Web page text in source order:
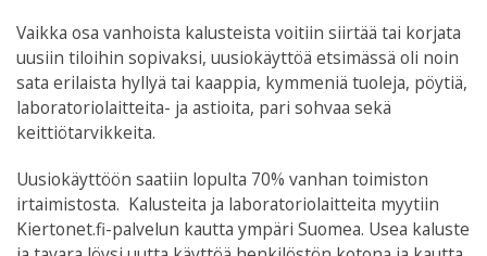
Vaikka osa vanhoista kalusteista voitiin siirtää tai korjata
uusiin tiloihin sopivaksi, uusiokäyttöä etsimässä oli noin
sata erilaista hyllyä tai kaappia, kymmeniä tuoleja, pöytiä,
laboratoriolaitteita- ja astioita, pari sohvaa sekä
keittiötarvikkeita.
Uusiokäyttöön saatiin lopulta 70% vanhan toimiston
irtaimistosta. Kalusteita ja laboratoriolaitteita myytiin
Kiertonet.fi-palvelun kautta ympäri Suomea. Usea kaluste